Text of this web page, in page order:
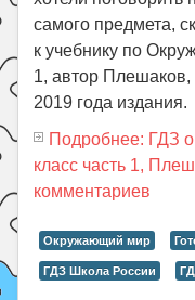
самого предмета,
к учебнику по
1, автор
2019 года издания.
Подробнее: ГДЗ
класс часть 1,
комментариев
Окружающий мир
ГДЗ Школа России